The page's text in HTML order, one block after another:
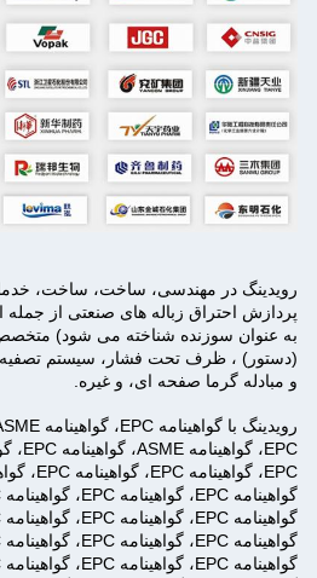
رویدینگ در مهندسی، ساخت، ساخت،
پردازش احتراق زباله های صنعتی از جمله
به عنوان سوزنده شناخته می شود)
و مبادله گرما صفحه ای، و غیره.